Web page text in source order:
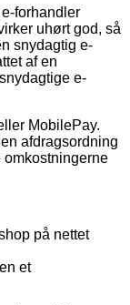
forhandler
uhørt god, så
snydagtig e-
af en
e-
MobilePay.
afdragsordning
omkostningerne
på nettet
et